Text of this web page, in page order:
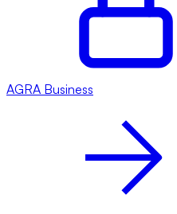
AGRA Business